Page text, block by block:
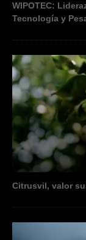
WIPOTEC:
Tecnología y
Citrusvil, valor